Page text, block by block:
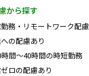
から探す
務・リモートワーク配慮
の配慮あり
時間～40時間の時短勤務
ロの配慮あり